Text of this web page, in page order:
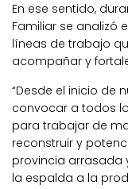
En ese sentido,
Familiar se analizó
líneas de trabajo
acompañar y
“Desde el inicio de
convocar a todos
para trabajar de
reconstruir y
provincia arrasada
la espalda a la